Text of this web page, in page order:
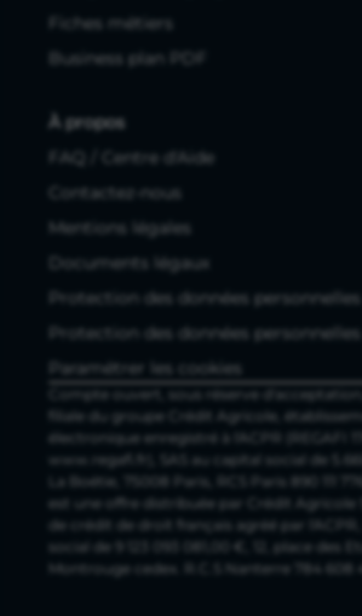
Fiches métiers
Business plan PDF
À propos
FAQ / Centre d'Aide
Contactez-nous
Mentions légales
Documents légaux
Protection des données personnelles
Protection des données
Paramétrer les cookies
Compte ouvert, sous réserve
filiale du groupe Crédit Agricole,
électronique enregistré à l'ACPR (REGAFI
www.regafi.fr), SAS au capital social de
La Boétie, 75008 Paris, RCS Paris 890 111
est une offre distribuée par Crédit Agricole
de crédit de droit français agréé par
social de 9 123 093 081,00 €, 12, place des
Montrouge cedex. R.C.S Nanterre 784 608